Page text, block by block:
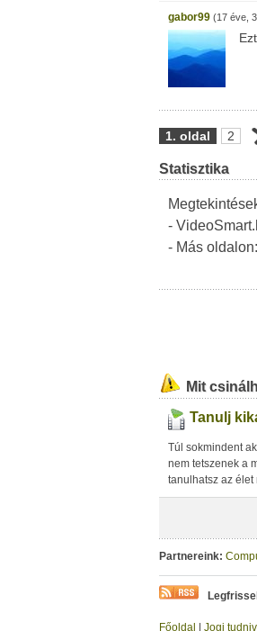
gabor99 (17 éve,
1. oldal 2
Statisztika
-
- Más oldalon:
Mit
Tanulj
Túl sokmindent
nem tetszenek a
tanulhatsz az
Partnereink:
Főoldal Jogi